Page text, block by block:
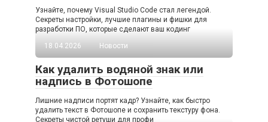
Узнайте, почему Visual Studio Code стал легендой.
Секреты настройки, лучшие плагины и фишки для
разработки ПО, которые сделают ваш кодинг
18.04.2026
Новости
Как удалить водяной знак или
надпись в Фотошопе
Лишние надписи портят кадр? Узнайте, как быстро
удалить текст в Фотошопе и сохранить текстуру фона.
Секреты чистой ретуши для профи